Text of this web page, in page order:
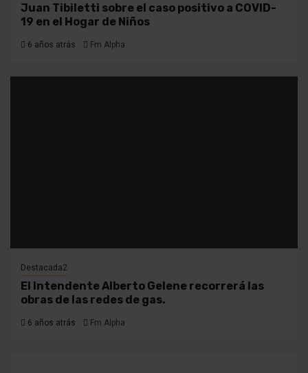
Juan Tibiletti sobre el caso positivo a COVID-
19 en el Hogar de Niños
6 años atrás Fm Alpha
Destacada2
El Intendente Alberto Gelene recorrerá las
obras de las redes de gas.
6 años atrás Fm Alpha